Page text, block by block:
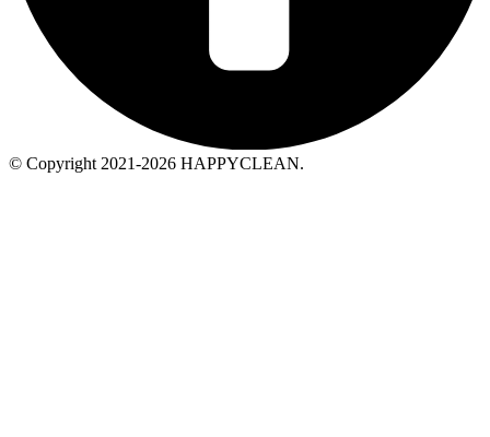
© Copyright 2021-2026 HAPPYCLEAN.